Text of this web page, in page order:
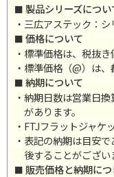
製品シリーズについ
・三広アステック：
価格について
・標準価格は、税抜き
・標準価格（@）は、
納期について
・納期日数は営業日
があります。
・FTJフラットジャケ
・表記の納期は目安
後することがござい
販売価格と納期に